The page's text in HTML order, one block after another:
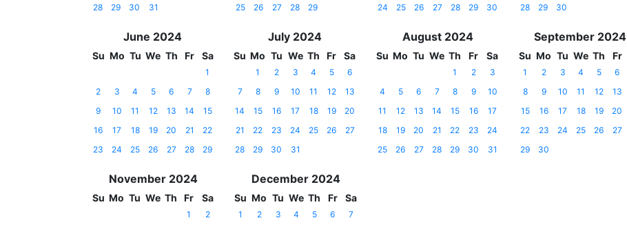
28
29 30 31
25
26 27 28 29
24
25 26 27 28 29 30
28
29 30
June 2024
Su Mo Tu We Th Fr Sa
1
2
3 4 5 6 7
8
9
10 11 12 13 14
15
16
17 18 19 20 21
22
23
24 25 26 27 28 29
July 2024
Su Mo Tu We Th Fr Sa
1 2 3 4 5
6
7
8 9 10 11 12
13
14
15 16 17 18 19
20
21
22 23 24 25 26
27
28
29 30 31
August 2024
Su Mo Tu We Th Fr Sa
1 2
3
4
5 6 7 8 9
10
11
12 13 14 15 16
17
18
19 20 21 22 23
24
25
26 27 28 29 30 31
September 2024
Su Mo Tu We Th Fr
1 2 3 4 5 6
8
9 10 11 12 13
15
16 17 18 19 20
22
23 24 25 26 27
29
30
November 2024
Su Mo Tu We Th Fr Sa
1
2
December 2024
Su Mo Tu We Th Fr Sa
1 2 3 4 5 6
7